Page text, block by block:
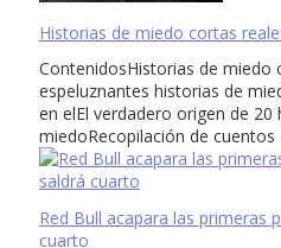
Historias de miedo cortas
ContenidosHistorias de miedo
espeluznantes historias de
en elEl verdadero origen de 20
miedoRecopilación de cuentos
Red Bull acapara las primeras
cuarto